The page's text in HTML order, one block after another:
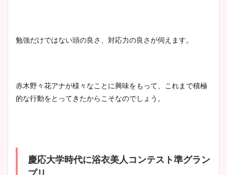
勉強だけではない頭の良さ、対応力の良さが伺えます。
赤木野々花アナが様々なことに興味をもって、これまで積極
的な行動をとってきたからこそなのでしょう。
慶応大学時代に浴衣美人コンテスト準グラン